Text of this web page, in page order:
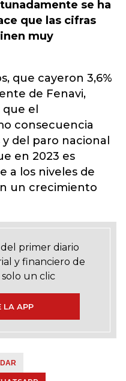
se ha
que las cifras
muy
que cayeron 3,6%
de Fenavi,
el
consecuencia
del paro nacional
en 2023 es
a los niveles de
un crecimiento
primer diario
y financiero de
un clic
LA APP